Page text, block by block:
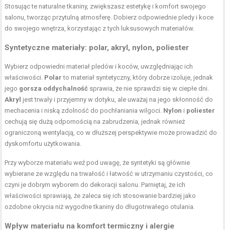
Stosując te naturalne tkaniny, zwiększasz estetykę i komfort swojego
salonu, tworząc przytulną atmosferę. Dobierz odpowiednie pledy i koce
do swojego wnętrza, korzystając z tych luksusowych materiałów.
Syntetyczne materiały: polar, akryl, nylon, poliester
Wybierz odpowiedni materiał pledów i koców, uwzględniając ich
właściwości. Polar to materiał syntetyczny, który dobrze izoluje, jednak
jego gorsza oddychalność sprawia, że nie sprawdzi się w ciepłe dni.
Akryl jest trwały i przyjemny w dotyku, ale uważaj na jego skłonność do
mechacenia i niską zdolność do pochłaniania wilgoci. Nylon i poliester
cechują się dużą odpornością na zabrudzenia, jednak również
ograniczoną wentylacją, co w dłuższej perspektywie może prowadzić do
dyskomfortu użytkowania.
Przy wyborze materiału weź pod uwagę, że syntetyki są głównie
wybierane ze względu na trwałość i łatwość w utrzymaniu czystości, co
czyni je dobrym wyborem do dekoracji salonu. Pamiętaj, że ich
właściwości sprawiają, że zaleca się ich stosowanie bardziej jako
ozdobne okrycia niż wygodne tkaniny do długotrwałego otulania.
Wpływ materiału na komfort termiczny i alergie